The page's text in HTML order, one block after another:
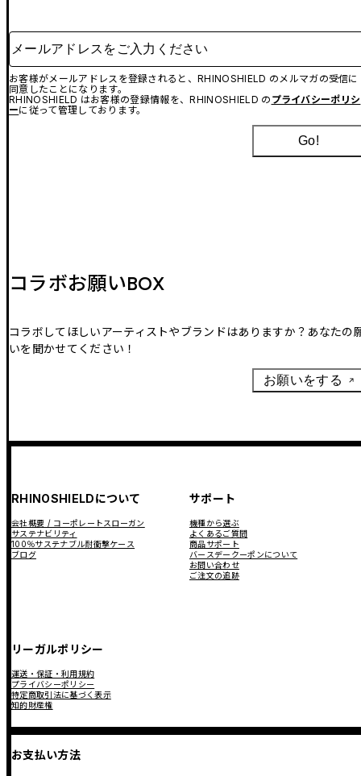
メールアドレスをご入力ください
お客様がメールアドレスを登録されると、RHINOSHIELD のメルマガの受信に
同意したことになります。
RHINOSHIELD はお客様の登録情報を、RHINOSHIELD の プライバシーポリシ
ーに従って管理しております。
Go!
コラボお願いBOX
コラボしてほしいアーティストやブランドはありますか？あなたの
いを聞かせてください！
お願いをする
RHINOSHIELDについて
会社概要 / コーポレートスローガン
サステナビリティ
100％サステナブル耐衝撃ケース
ブログ
サポート
機種から選ぶ
よくあるご質問
商品サポート
バースデークーポンについて
お問い合わせ
ご注文の追跡
リーガルポリシー
運送・保証・利用規約
プライバシーポリシー
特定商取引法に基づく表示
知的財産権
お支払い方法